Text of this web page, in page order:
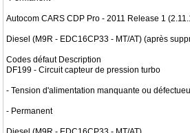
Autocom CARS CDP Pro - 2011 Release 1
Diesel (M9R - EDC16CP33 - MT/AT) (après
Codes défaut Description
DF199 - Circuit capteur de pression turbo
- Tension d'alimentation manquante ou
- Permanent